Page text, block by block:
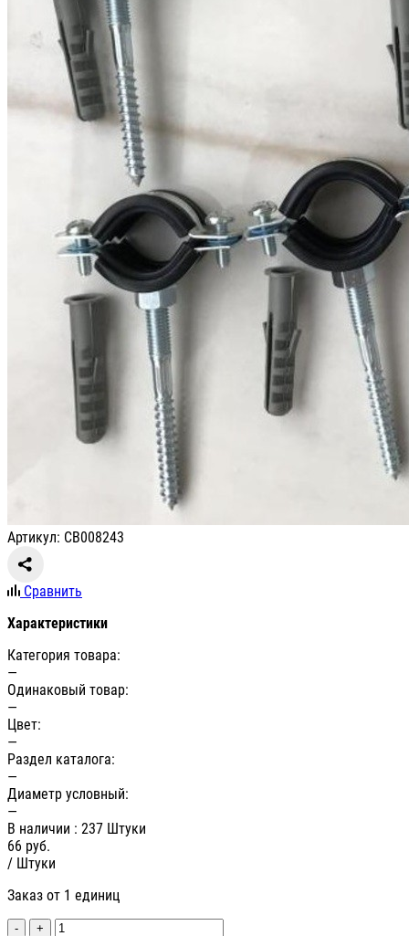
Артикул: СВ008243
Сравнить
Характеристики
Категория товара:
—
Одинаковый товар:
—
Цвет:
—
Раздел каталога:
—
Диаметр условный:
—
В наличии : 237 Штуки
66 руб.
/ Штуки
Заказ от 1 единиц
- +